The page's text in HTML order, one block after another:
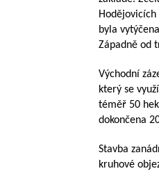
byla
Západně od
Východní
který se
téměř 50
dokončena
Stavba
kruhové